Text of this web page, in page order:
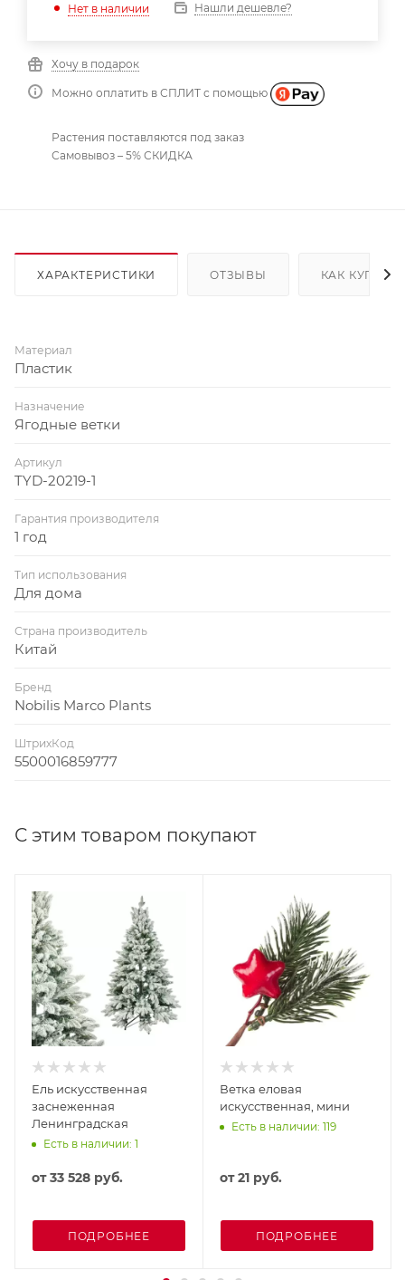
Нет в наличии Нашли дешевле?
Хочу в подарок
Можно оплатить в СПЛИТ с помощью
Растения поставляются под заказ
Самовывоз – 5% СКИДКА
ХАРАКТЕРИСТИКИ ОТЗЫВЫ КАК КУПИТЬ
Материал
Пластик
Назначение
Ягодные ветки
Артикул
TYD-20219-1
Гарантия производителя
1 год
Тип использования
Для дома
Страна производитель
Китай
Бренд
Nobilis Marco Plants
ШтрихКод
5500016859777
С этим товаром покупают
Ель искусственная
заснеженная
Ленинградская
Есть в наличии: 1
от33 528 руб.
ПОДРОБНЕЕ
Ветка еловая
искусственная, мини
Есть в наличии: 119
от21 руб.
ПОДРОБНЕЕ